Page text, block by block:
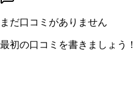
まだ口コミがありません
最初の口コミを書きましょう！